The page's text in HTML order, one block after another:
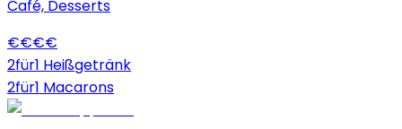
Café, Desserts
€€€€
2für1 Heißgetränk
2für1 Macarons